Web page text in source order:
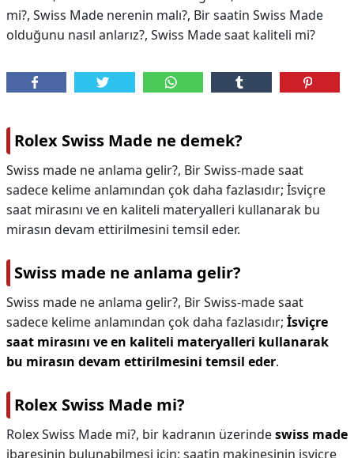
mi?, Swiss Made nerenin malı?, Bir saatin Swiss Made
olduğunu nasıl anlarız?, Swiss Made saat kaliteli mi?
Rolex Swiss Made ne demek?
Swiss made ne anlama gelir?, Bir Swiss-made saat
sadece kelime anlamından çok daha fazlasıdır; İsviçre
saat mirasını ve en kaliteli materyalleri kullanarak bu
mirasın devam ettirilmesini temsil eder.
Swiss made ne anlama gelir?
Swiss made ne anlama gelir?, Bir Swiss-made saat
sadece kelime anlamından çok daha fazlasıdır; İsviçre
saat mirasını ve en kaliteli materyalleri kullanarak
bu mirasın devam ettirilmesini temsil eder.
Rolex Swiss Made mi?
Rolex Swiss Made mi?, bir kadranın üzerindeswiss made
ibaresinin bulunabilmesi için; saatin makinesinin isviçre